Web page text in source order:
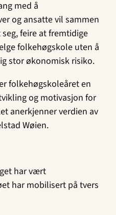
med å
og ansatte vil sammen
feire at fremtidige
folkehøgskole uten å
stor økonomisk risiko.
folkehøgskoleåret en
og motivasjon for
anerkjenner verdien av
Wøien.
har vært
har mobilisert på tvers